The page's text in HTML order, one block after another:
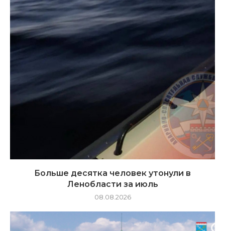
Больше десятка человек утонули в
Ленобласти за июль
08.08.2026